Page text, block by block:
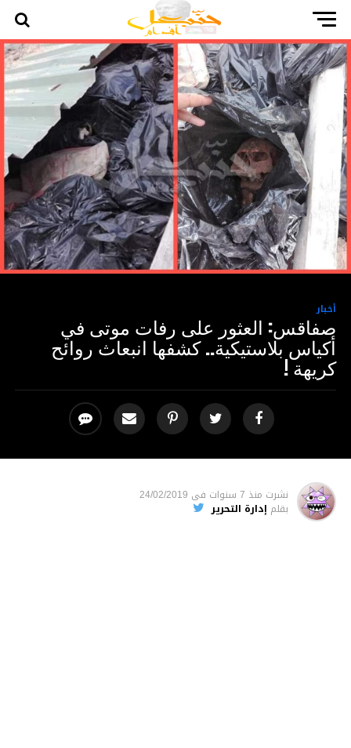
أخبار
صفاقس: العثور على رفات موتى في
أكياس بلاستيكية.. كشفها انبعاث روائح
كريهة !
نشرت منذ 7 سنوات فى 24/02/2019
بقلم إدارة التحرير